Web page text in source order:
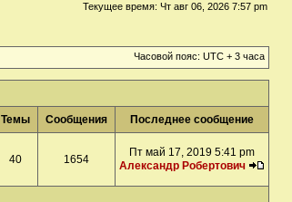
Текущее время: Чт авг 06, 2026 7:57 pm
Часовой пояс: UTC + 3 часа
Темы Сообщения Последнее сообщение
40 1654
Пт май 17, 2019 5:41 pm
Александр Робертович